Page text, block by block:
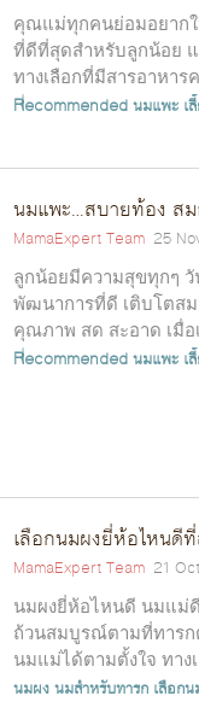
คุณแม่ทุกคนย่อมอยาก
ที่ดีที่สุดสําหรับลูกน้อย
ทางเลือกที่มีสารอาหา
Recommendedนมแพะ เ
นมแพะ…สบายท้อง ส
MamaExpert Team 25
ลูกน้อยมีความสุขทุกๆ
พัฒนาการที่ดี เติบโตส
คุณภาพ สด สะอาด เมื่
Recommendedนมแพะ เ
เลือกนมผงยี่ห้อไหนดี
MamaExpert Team 21
นมผงยี่ห้อไหนดี นมแม่
ถ้วนสมบูรณ์ตามที่ทาร
นมแม่ได้ตามตั้งใจ ทา
นมผงนมสำหรับทารก เลือก